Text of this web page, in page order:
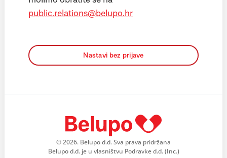
public.relations@belupo.hr
Nastavi bez prijave
© 2026. Belupo d.d. Sva prava pridržana
Belupo d.d. je u vlasništvu Podravke d.d. (Inc.)